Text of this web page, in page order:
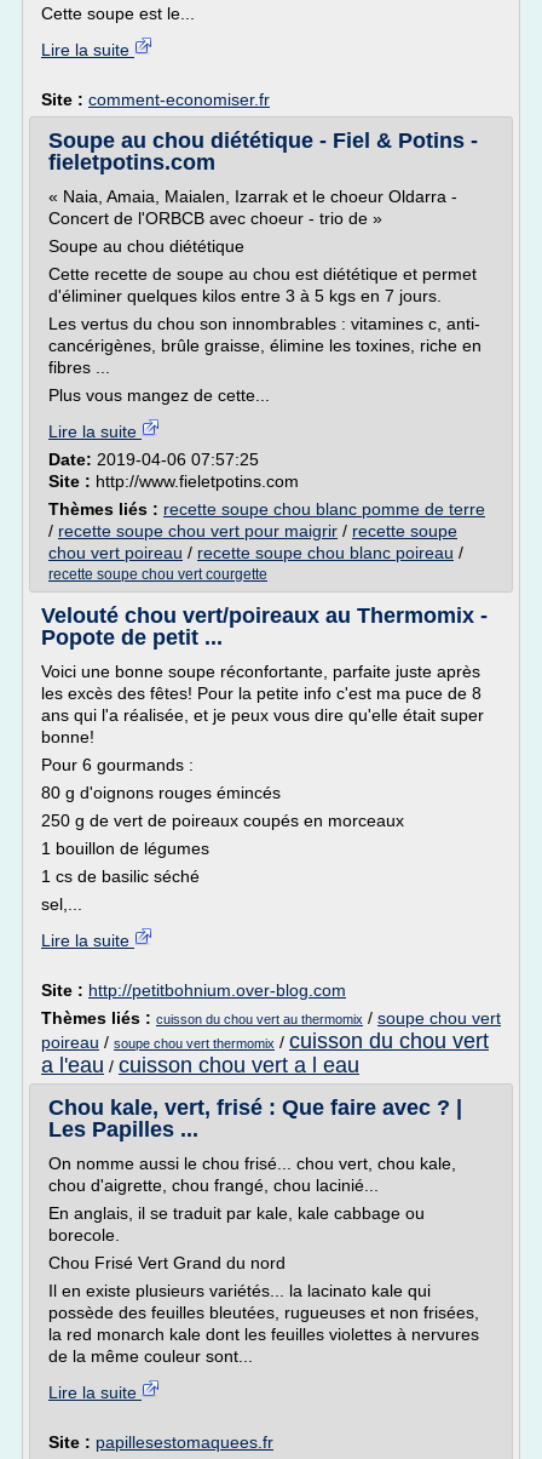
Cette soupe est le...
Lire la suite
Site : comment-economiser.fr
Soupe au chou diététique - Fiel & Potins -
fieletpotins.com
« Naia, Amaia, Maialen, Izarrak et le choeur Oldarra -
Concert de l'ORBCB avec choeur - trio de »
Soupe au chou diététique
Cette recette de soupe au chou est diététique et permet
d'éliminer quelques kilos entre 3 à 5 kgs en 7 jours.
Les vertus du chou son innombrables : vitamines c, anti-
cancérigènes, brûle graisse, élimine les toxines, riche en
fibres ...
Plus vous mangez de cette...
Lire la suite
Date: 2019-04-06 07:57:25
Site : http://www.fieletpotins.com
Thèmes liés : recette soupe chou blanc pomme de terre
/ recette soupe chou vert pour maigrir / recette soupe
chou vert poireau / recette soupe chou blanc poireau /
recette soupe chou vert courgette
Velouté chou vert/poireaux au Thermomix -
Popote de petit ...
Voici une bonne soupe réconfortante, parfaite juste après
les excès des fêtes! Pour la petite info c'est ma puce de 8
ans qui l'a réalisée, et je peux vous dire qu'elle était super
bonne!
Pour 6 gourmands :
80 g d'oignons rouges émincés
250 g de vert de poireaux coupés en morceaux
1 bouillon de légumes
1 cs de basilic séché
sel,...
Lire la suite
Site : http://petitbohnium.over-blog.com
Thèmes liés : cuisson du chou vert au thermomix / soupe chou vert
poireau / soupe chou vert thermomix / cuisson du chou vert
a l'eau / cuisson chou vert a l eau
Chou kale, vert, frisé : Que faire avec ? |
Les Papilles ...
On nomme aussi le chou frisé... chou vert, chou kale,
chou d'aigrette, chou frangé, chou lacinié...
En anglais, il se traduit par kale, kale cabbage ou
borecole.
Chou Frisé Vert Grand du nord
Il en existe plusieurs variétés... la lacinato kale qui
possède des feuilles bleutées, rugueuses et non frisées,
la red monarch kale dont les feuilles violettes à nervures
de la même couleur sont...
Lire la suite
Site : papillesestomaquees.fr